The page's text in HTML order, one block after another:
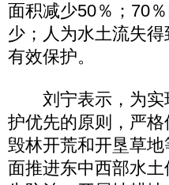
面积减少50％；70
少；人为水土流失
有效保护。
刘宁表示，为实
护优先的原则，严
毁林开荒和开垦草
面推进东中西部水